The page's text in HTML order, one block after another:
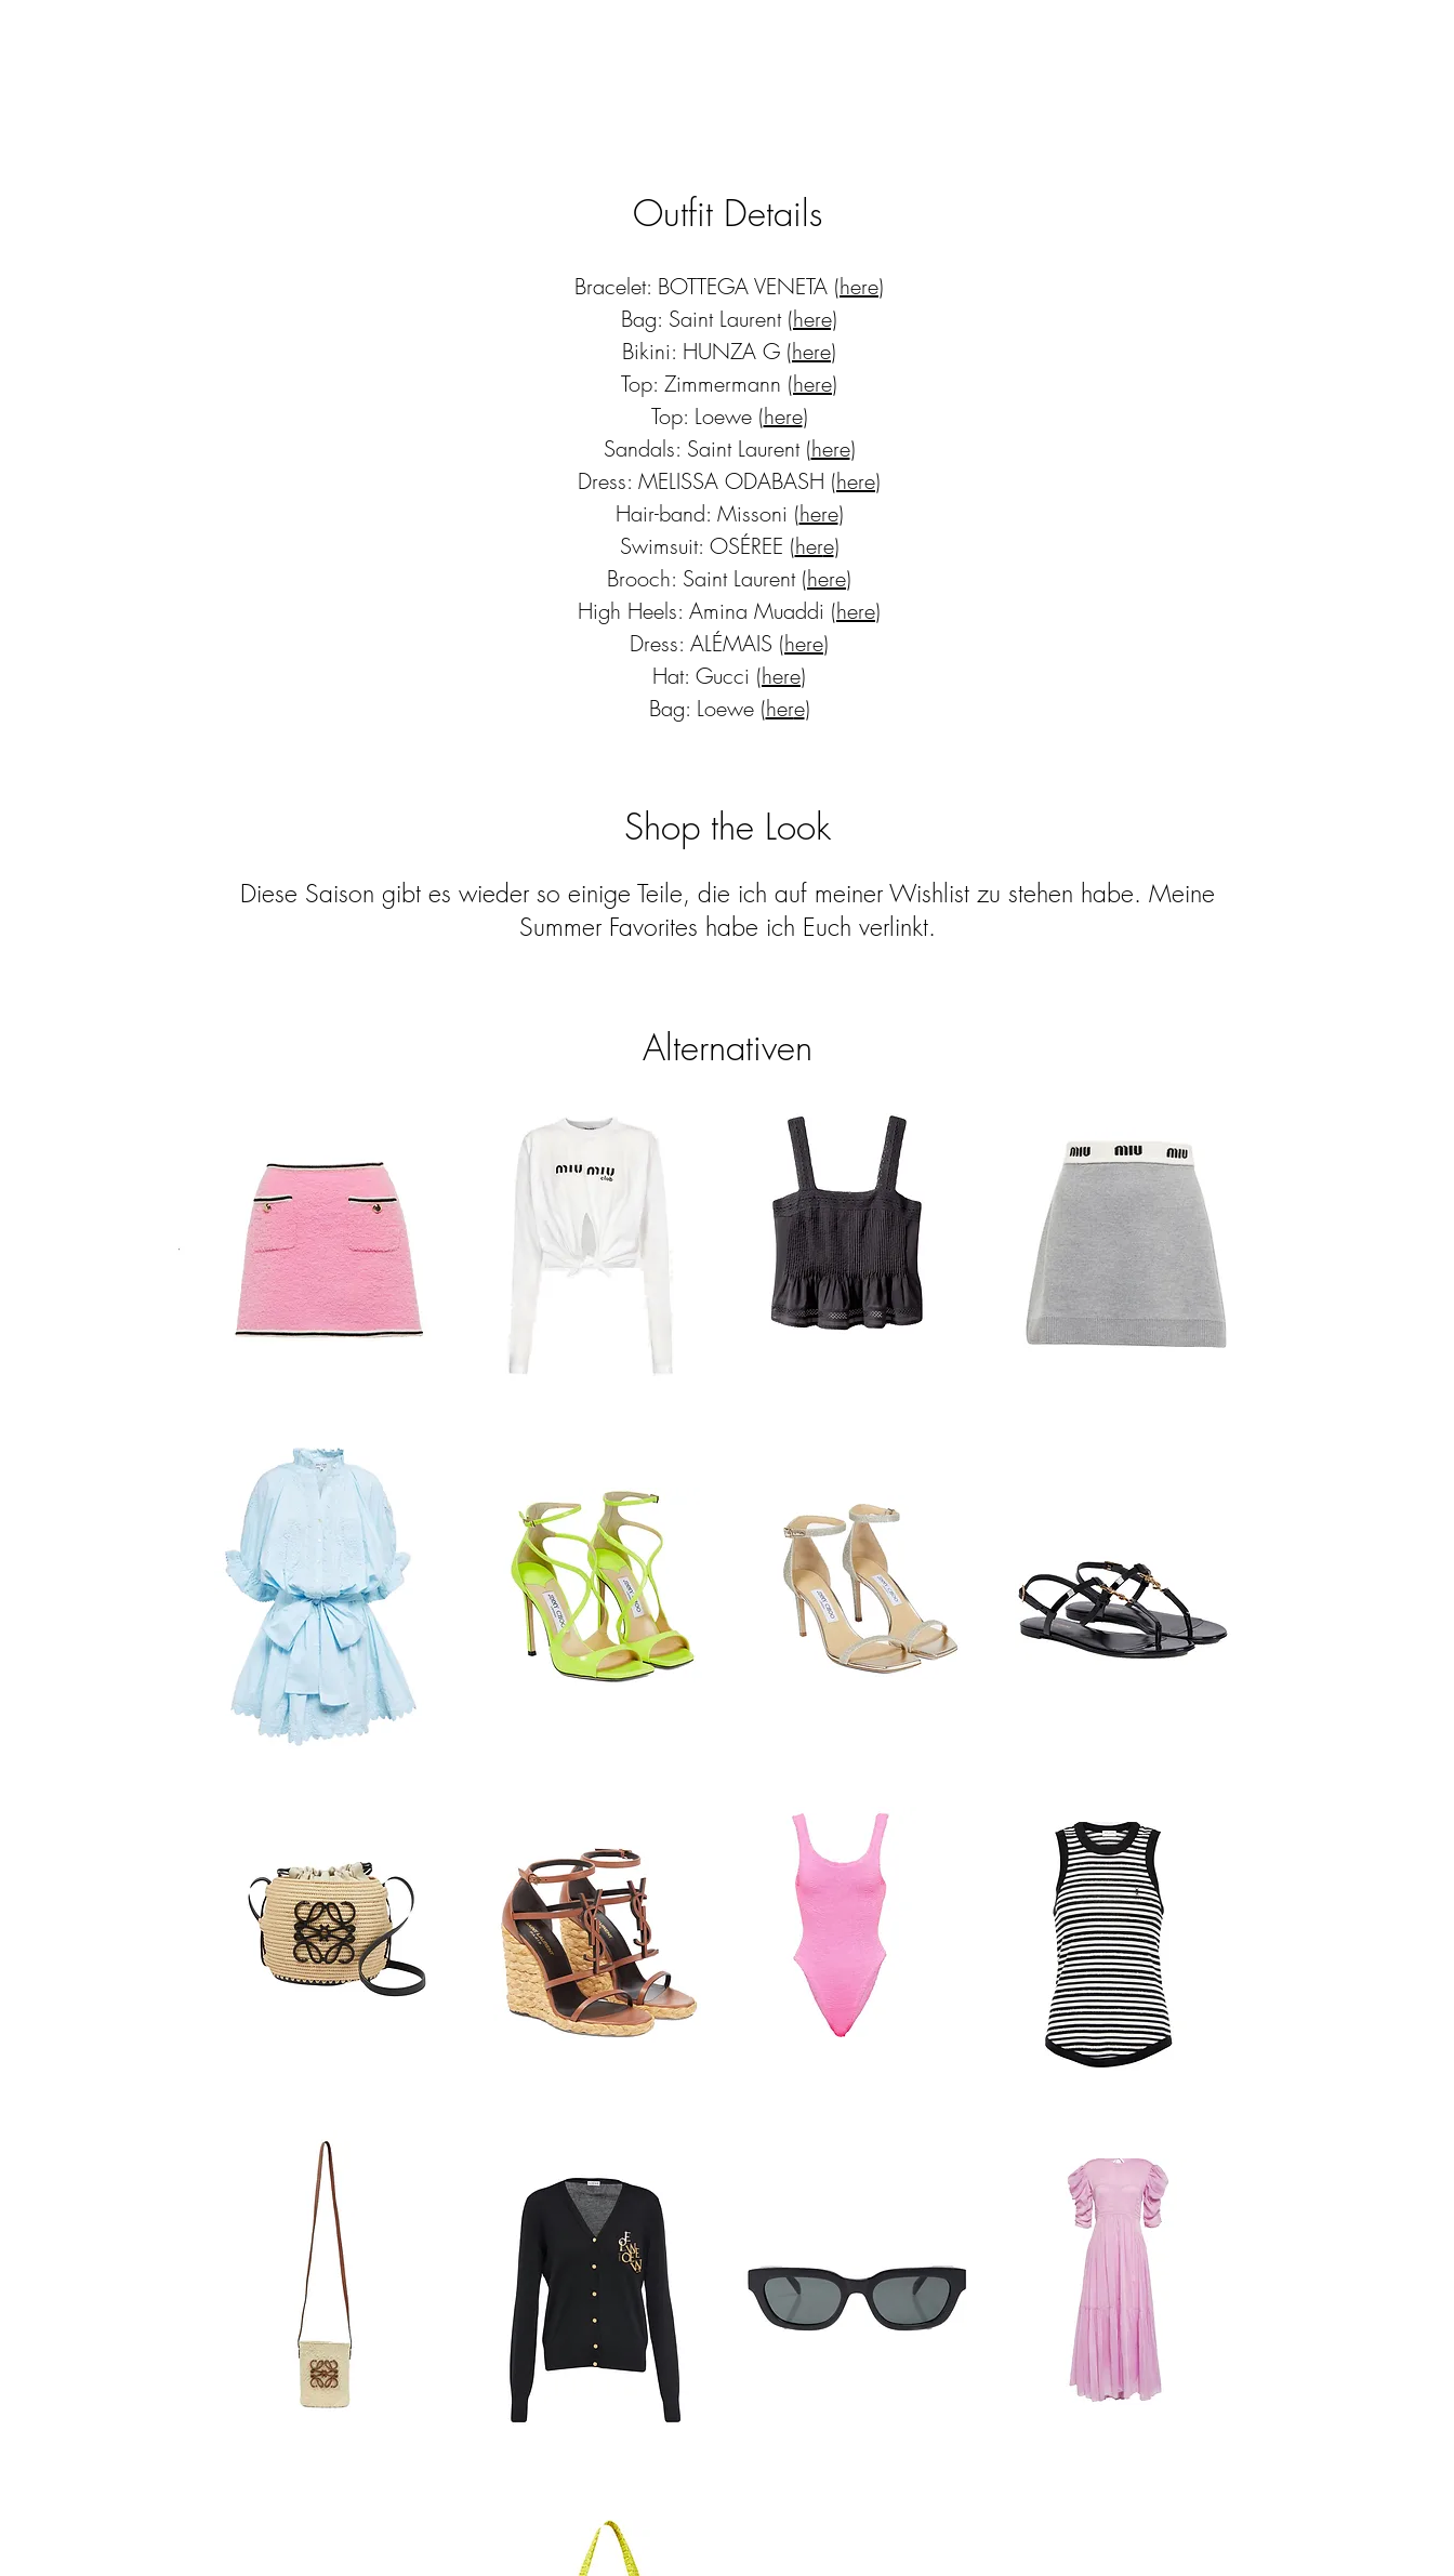
Outfit Details
Bracelet: BOTTEGA VENETA (here)
Bag: Saint Laurent (here)
Bikini: HUNZA G (here)
Top: Zimmermann (here)
Top: Loewe (here)
Sandals: Saint Laurent (here)
Dress: MELISSA ODABASH (here)
Hair-band: Missoni (here)
Swimsuit: OSÉREE (here)
Brooch: Saint Laurent (here)
High Heels: Amina Muaddi (here)
Dress: ALÉMAIS (here)
Hat: Gucci (here)
Bag: Loewe (here)
Shop the Look
Diese Saison gibt es wieder so einige Teile, die ich auf meiner Wishlist zu stehen habe. Meine
Summer Favorites habe ich Euch verlinkt.
Alternativen